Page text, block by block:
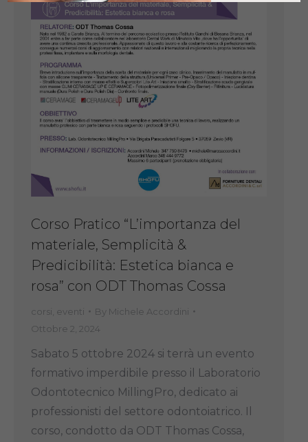
Corso Pratico “L’importanza del
materiale, Semplicità &
Predicibilità: Estetica bianca e
rosa” con ODT Thomas Cossa
corsi eventi By Michele Accordini
Ottobre 2, 2024
Sabato 5 ottobre 2024 si terrà un evento
formativo imperdibile presso il Laboratorio
Odontotecnico MillingPro, dedicato ai
professionisti del settore odontoiatrico. Il
corso, condotto da ODT Thomas Cossa,